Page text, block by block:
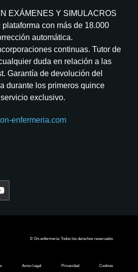
EXÁMENES Y SIMULACROS
con más de 18.000
automática.
continuas. Tutor de
duda en relación a las
Garantía de devolución del
durante los primeros quince
exclusivo.
enfermeria.com
© On-enfermería: Todos los derechos reservados
Aviso Legal Privacidad Cookies